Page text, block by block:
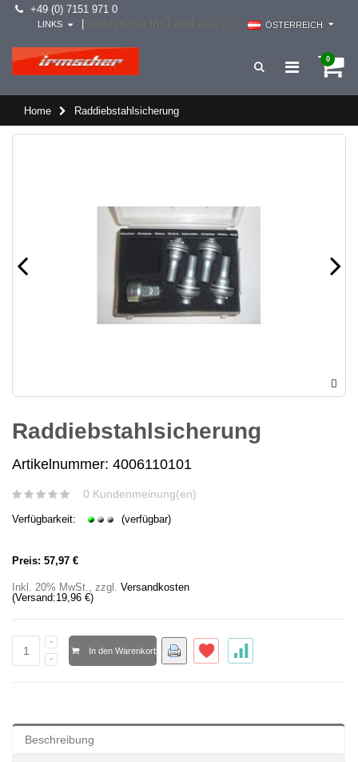
+49 (0) 7151 971 0
ÖSTERREICH
LINKS
0
Home Raddiebstahlsicherung
Raddiebstahlsicherung
Artikelnummer: 4006110101
0 Kundenmeinung(en)
Verfügbarkeit: (verfügbar)
Preis: 57,97 €
Inkl. 20% MwSt., zzgl. Versandkosten
(Versand:19,96 €)
In den Warenkorb
Beschreibung